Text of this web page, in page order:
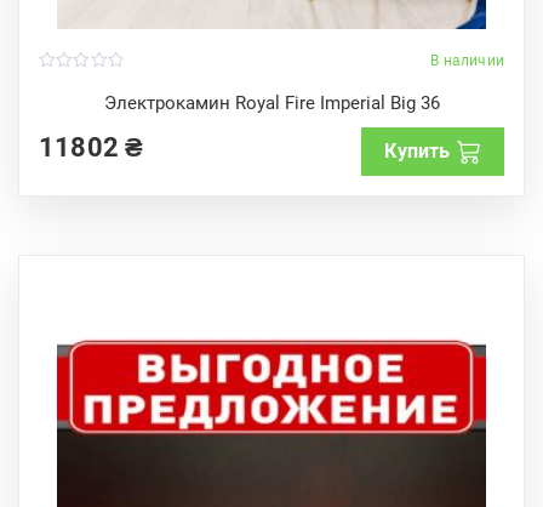
В наличии
Электрокамин Royal Fire Imperial Big 36
o
11802₴ Купить